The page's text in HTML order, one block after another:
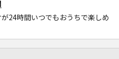
24時間いつでもおうちで楽しめ